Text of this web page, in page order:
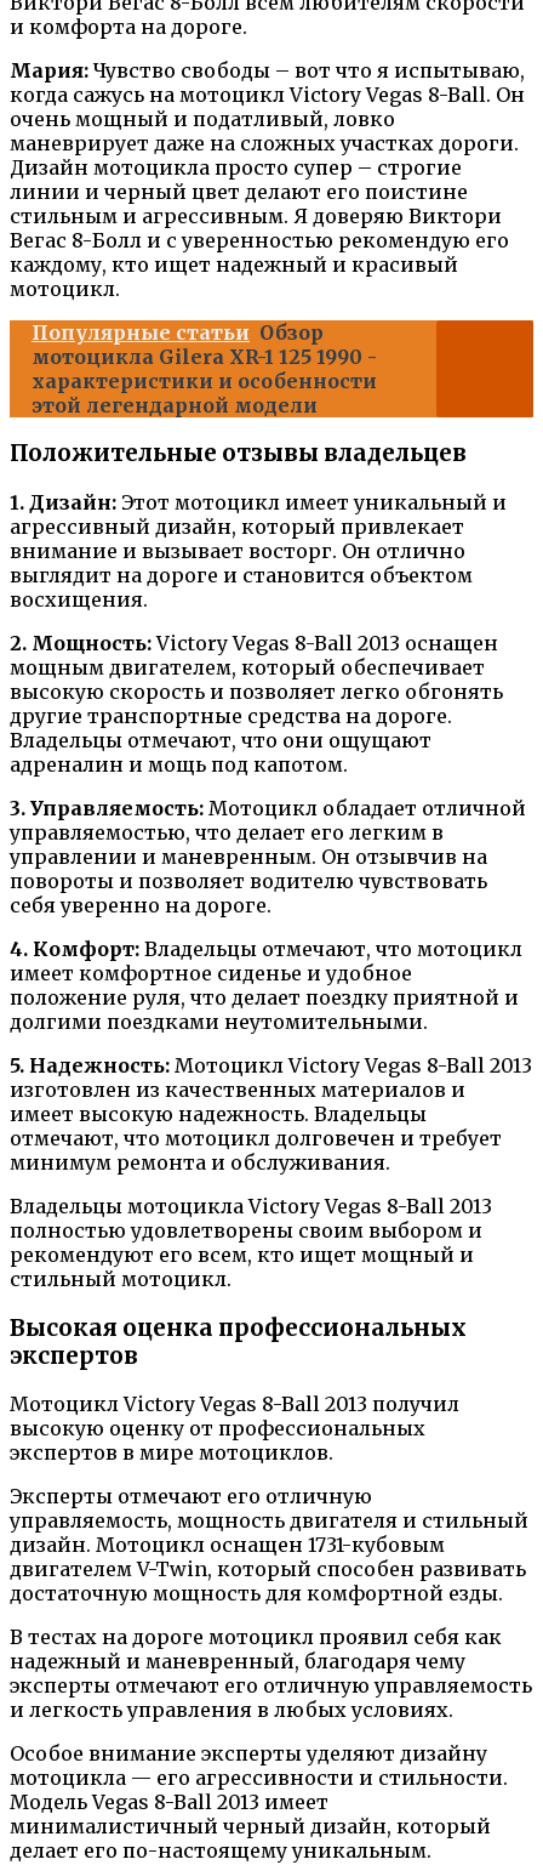
и комфорта на дороге.
Мария: Чувство свободы – вот что я испытываю,
когда сажусь на мотоцикл Victory Vegas 8-Ball. Он
очень мощный и податливый, ловко
маневрирует даже на сложных участках дороги.
Дизайн мотоцикла просто супер – строгие
линии и черный цвет делают его поистине
стильным и агрессивным. Я доверяю Виктори
Вегас 8-Болл и с уверенностью рекомендую его
каждому, кто ищет надежный и красивый
мотоцикл.
Популярные статьи Обзор
мотоцикла Gilera XR-1 125 1990 -
характеристики и особенности
этой легендарной модели
Положительные отзывы владельцев
1. Дизайн: Этот мотоцикл имеет уникальный и
агрессивный дизайн, который привлекает
внимание и вызывает восторг. Он отлично
выглядит на дороге и становится объектом
восхищения.
2. Мощность:Victory Vegas 8-Ball 2013 оснащен
мощным двигателем, который обеспечивает
высокую скорость и позволяет легко обгонять
другие транспортные средства на дороге.
Владельцы отмечают, что они ощущают
адреналин и мощь под капотом.
3. Управляемость: Мотоцикл обладает отличной
управляемостью, что делает его легким в
управлении и маневренным. Он отзывчив на
повороты и позволяет водителю чувствовать
себя уверенно на дороге.
4. Комфорт: Владельцы отмечают, что мотоцикл
имеет комфортное сиденье и удобное
положение руля, что делает поездку приятной и
долгими поездками неутомительными.
5. Надежность: Мотоцикл Victory Vegas 8-Ball 2013
изготовлен из качественных материалов и
имеет высокую надежность. Владельцы
отмечают, что мотоцикл долговечен и требует
минимум ремонта и обслуживания.
Владельцы мотоцикла Victory Vegas 8-Ball 2013
полностью удовлетворены своим выбором и
рекомендуют его всем, кто ищет мощный и
стильный мотоцикл.
Высокая оценка профессиональных
экспертов
Мотоцикл Victory Vegas 8-Ball 2013 получил
высокую оценку от профессиональных
экспертов в мире мотоциклов.
Эксперты отмечают его отличную
управляемость, мощность двигателя и стильный
дизайн. Мотоцикл оснащен 1731-кубовым
двигателем V-Twin, который способен развивать
достаточную мощность для комфортной езды.
В тестах на дороге мотоцикл проявил себя как
надежный и маневренный, благодаря чему
эксперты отмечают его отличную управляемость
и легкость управления в любых условиях.
Особое внимание эксперты уделяют дизайну
мотоцикла — его агрессивности и стильности.
Модель Vegas 8-Ball 2013 имеет
минималистичный черный дизайн, который
делает его по-настоящему уникальным.